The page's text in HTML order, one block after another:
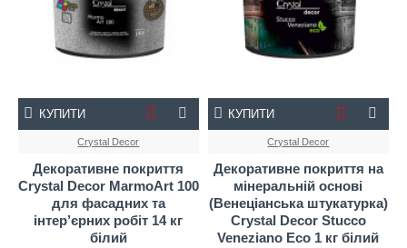
Crystal Decor
Декоративне покриття
Crystal Decor MarmoArt 100
для фасадних та
інтер’єрних робіт 14 кг
білий
КУПИТИ
Crystal Decor
Декоративне покриття на
мінеральній основі
(Венеціанська штукатурка)
Crystal Decor Stucco
Veneziano Eco 1 кг білий
КУПИТИ